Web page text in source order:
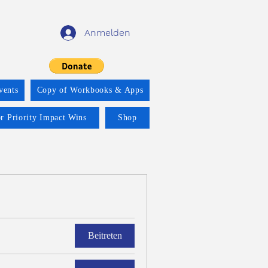
Anmelden
Copy of Workbooks & Apps
Priority Impact Wins Shop
Beitreten